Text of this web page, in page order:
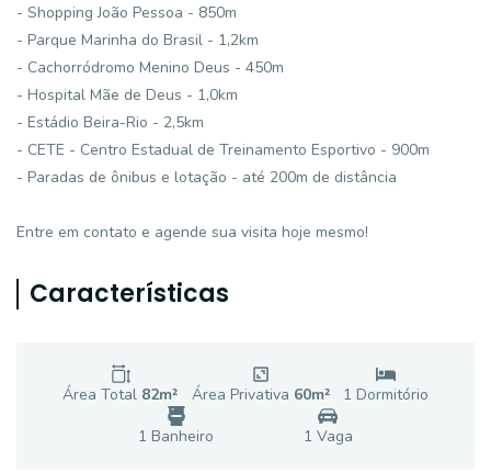
- Shopping João Pessoa - 850m
- Parque Marinha do Brasil - 1,2km
- Cachorródromo Menino Deus - 450m
- Hospital Mãe de Deus - 1,0km
- Estádio Beira-Rio - 2,5km
- CETE - Centro Estadual de Treinamento Esportivo - 900m
- Paradas de ônibus e lotação - até 200m de distância
Entre em contato e agende sua visita hoje mesmo!
Características
Área Total 82m² Área Privativa 60m² 1 Dormitório
1 Banheiro 1 Vaga